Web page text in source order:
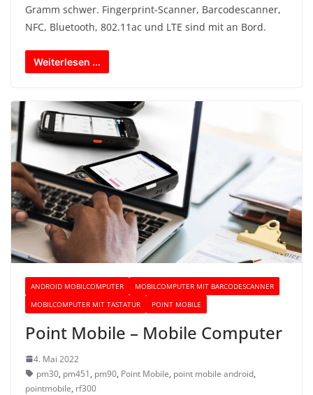
Gramm schwer. Fingerprint-Scanner, Barcodescanner,
NFC, Bluetooth, 802.11ac und LTE sind mit an Bord.
Weiterlesen ...
ANDROID MOBILCOMPUTER
MOBILCOMPUTER MIT BARCODESCANNER
MOBILCOMPUTER MIT TASTATUR
POINT MOBILE
Point Mobile – Mobile Computer
4. Mai 2022
pm30, pm451, pm90, Point Mobile, point mobile android,
pointmobile, rf300